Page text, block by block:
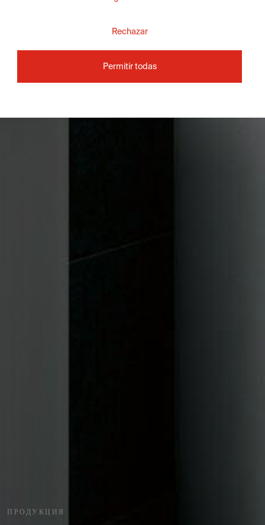
ПРОДУКЦИЯ
Rechazar
Permitir todas